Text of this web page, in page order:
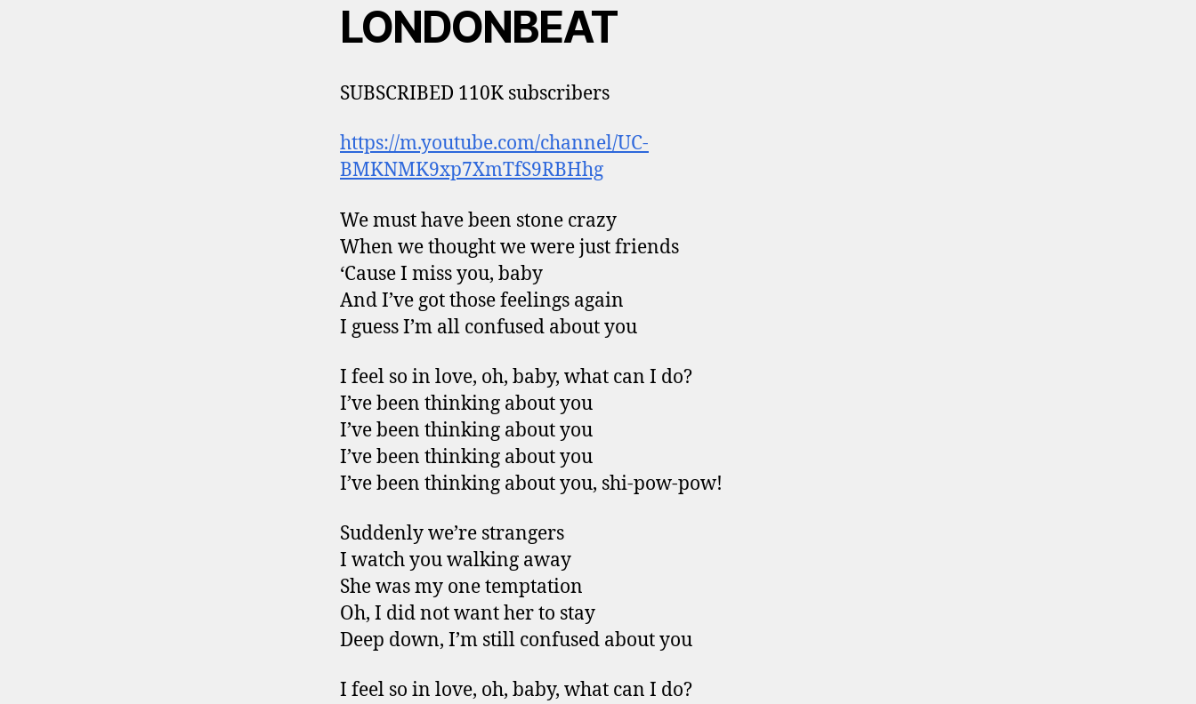
LONDONBEAT
SUBSCRIBED 110K subscribers
https://m.youtube.com/channel/UC-
BMKNMK9xp7XmTfS9RBHhg
We must have been stone crazy
When we thought we were just friends
‘Cause I miss you, baby
And I’ve got those feelings again
I guess I’m all confused about you
I feel so in love, oh, baby, what can I do?
I’ve been thinking about you
I’ve been thinking about you
I’ve been thinking about you
I’ve been thinking about you, shi-pow-pow!
Suddenly we’re strangers
I watch you walking away
She was my one temptation
Oh, I did not want her to stay
Deep down, I’m still confused about you
I feel so in love, oh, baby, what can I do?